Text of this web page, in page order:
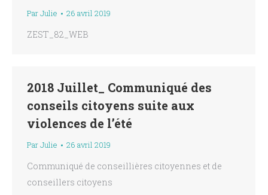
ParJulie 26 avril 2019
ZEST_82_WEB
2018 Juillet_ Communiqué des
conseils citoyens suite aux
violences de l’été
ParJulie 26 avril 2019
Communiqué de conseillières citoyennes et de
conseillers citoyens